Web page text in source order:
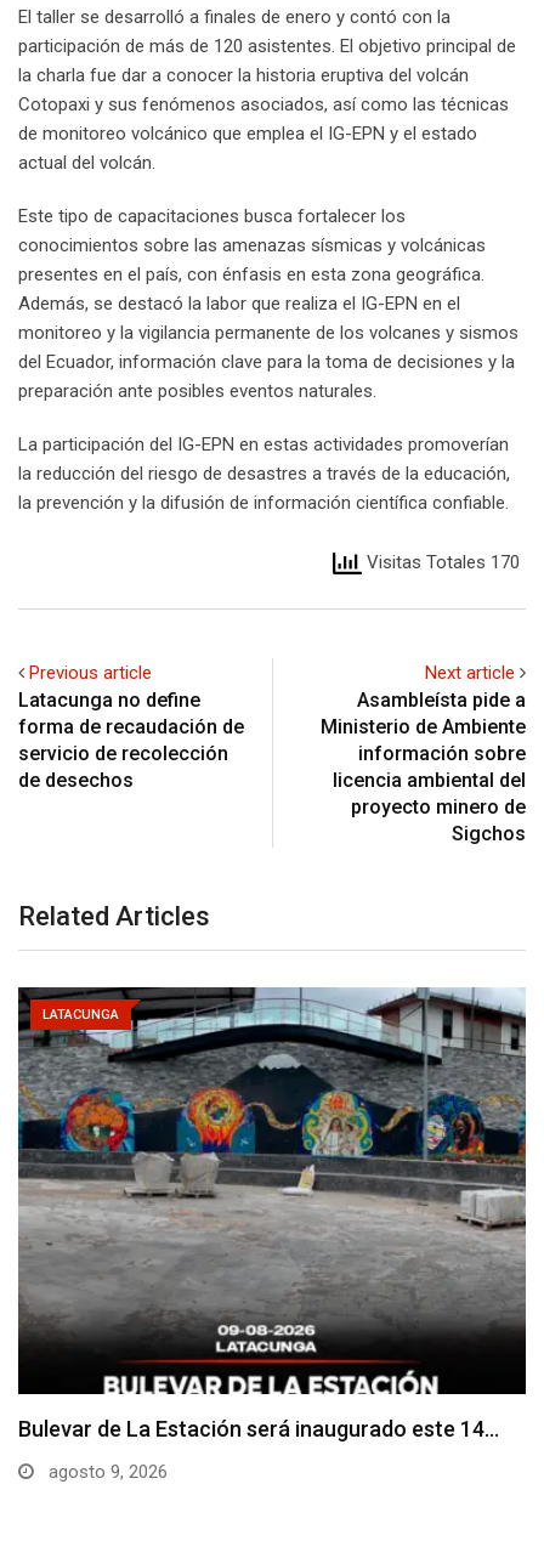
El taller se desarrolló a finales de enero y contó con la
participación de más de 120 asistentes. El objetivo principal de
la charla fue dar a conocer la historia eruptiva del volcán
Cotopaxi y sus fenómenos asociados, así como las técnicas
de monitoreo volcánico que emplea el IG-EPN y el estado
actual del volcán.
Este tipo de capacitaciones busca fortalecer los
conocimientos sobre las amenazas sísmicas y volcánicas
presentes en el país, con énfasis en esta zona geográfica.
Además, se destacó la labor que realiza el IG-EPN en el
monitoreo y la vigilancia permanente de los volcanes y sismos
del Ecuador, información clave para la toma de decisiones y la
preparación ante posibles eventos naturales.
La participación del IG-EPN en estas actividades promoverían
la reducción del riesgo de desastres a través de la educación,
la prevención y la difusión de información científica confiable.
Visitas Totales 170
Previous article
Latacunga no define
forma de recaudación de
servicio de recolección
de desechos
Next article
Asambleísta pide a
Ministerio de Ambiente
información sobre
licencia ambiental del
proyecto minero de
Sigchos
Related Articles
LATACUNGA
Adoquines levantados generan preocupación en
dos vías de…